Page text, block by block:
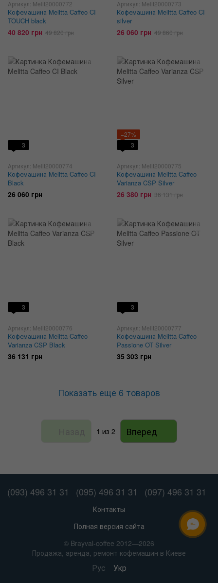
Артикул: Melit20000772
Кофемашина Melitta Caffeo CI
TOUCH black
40 820 грн 49 820 грн
Артикул: Melit20000773
Кофемашина Melitta Caffeo CI
silver
26 060 грн 49 860 грн
3
Артикул: Melit20000774
Кофемашина Melitta Caffeo CI
Black
26 060 грн
−27%
3
Артикул: Melit20000775
Кофемашина Melitta Caffeo
Varianza CSP Silver
26 380 грн 36 131 грн
3
Артикул: Melit20000776
Кофемашина Melitta Caffeo
Varianza CSP Black
36 131 грн
3
Артикул: Melit20000777
Кофемашина Melitta Caffeo
Passione OT Silver
35 303 грн
Показать еще 6 товаров
1 из 2 Вперед
(093) 496 31 31 (095) 496 31 31 (097) 496 31 31
Контакты
Полная версия сайта
© Brayval-coffee 2012—2026
Продажа, аренда, ремонт кофемашин в Киеве
Рус Укр
ОНЛАЙН ЧАТ